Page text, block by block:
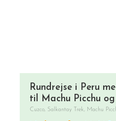
Rundrejse i Peru
til Machu Picchu
Cuzco, Salkantay Trek, Machu